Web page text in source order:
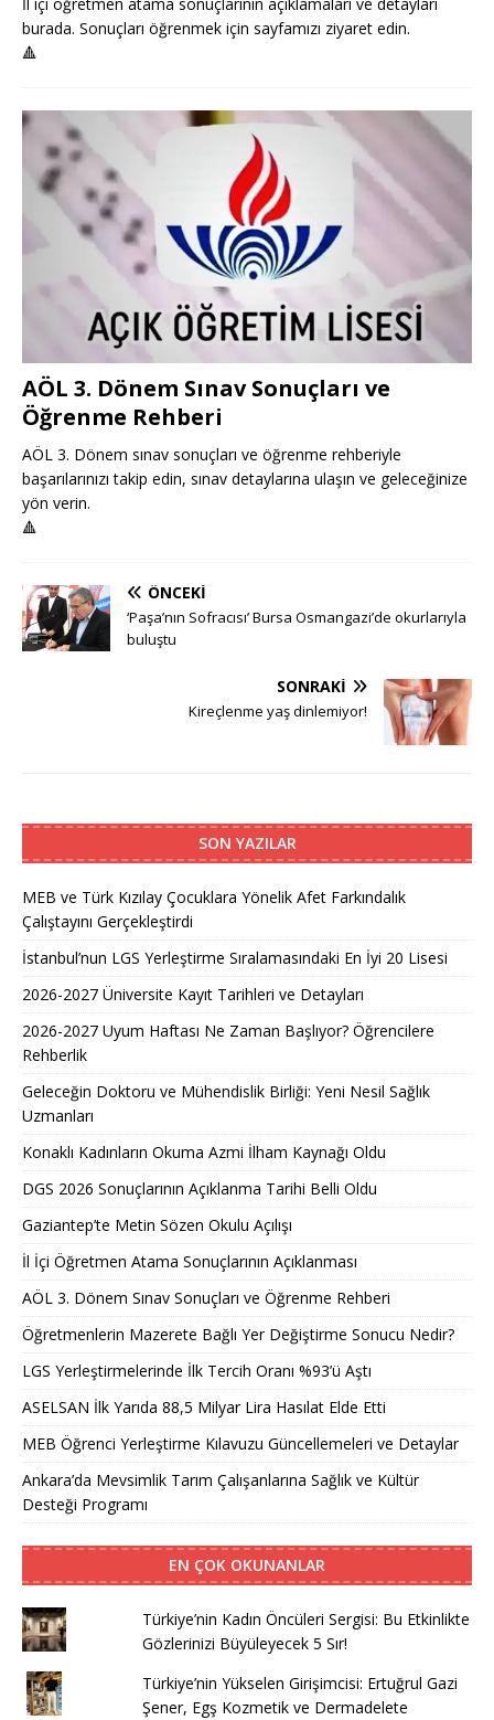
burada. Sonuçları öğrenmek için sayfamızı ziyaret edin.
🔺
AÖL 3. Dönem Sınav Sonuçları ve
Öğrenme Rehberi
AÖL 3. Dönem sınav sonuçları ve öğrenme rehberiyle
başarılarınızı takip edin, sınav detaylarına ulaşın ve geleceğinize
yön verin.
🔺
ÖNCEKI
‘Paşa’nın Sofracısı’ Bursa Osmangazi’de okurlarıyla
buluştu
SONRAKI
Kireçlenme yaş dinlemiyor!
SON YAZILAR
MEB ve Türk Kızılay Çocuklara Yönelik Afet Farkındalık
Çalıştayını Gerçekleştirdi
İstanbul’nun LGS Yerleştirme Sıralamasındaki En İyi 20 Lisesi
2026-2027 Üniversite Kayıt Tarihleri ve Detayları
2026-2027 Uyum Haftası Ne Zaman Başlıyor? Öğrencilere
Rehberlik
Geleceğin Doktoru ve Mühendislik Birliği: Yeni Nesil Sağlık
Uzmanları
Konaklı Kadınların Okuma Azmi İlham Kaynağı Oldu
DGS 2026 Sonuçlarının Açıklanma Tarihi Belli Oldu
Gaziantep’te Metin Sözen Okulu Açılışı
İl İçi Öğretmen Atama Sonuçlarının Açıklanması
AÖL 3. Dönem Sınav Sonuçları ve Öğrenme Rehberi
Öğretmenlerin Mazerete Bağlı Yer Değiştirme Sonucu Nedir?
LGS Yerleştirmelerinde İlk Tercih Oranı %93’ü Aştı
ASELSAN İlk Yarıda 88,5 Milyar Lira Hasılat Elde Etti
MEB Öğrenci Yerleştirme Kılavuzu Güncellemeleri ve Detaylar
Ankara’da Mevsimlik Tarım Çalışanlarına Sağlık ve Kültür
Desteği Programı
EN ÇOK OKUNANLAR
Türkiye’nin Kadın Öncüleri Sergisi: Bu Etkinlikte
Gözlerinizi Büyüleyecek 5 Sır!
Türkiye’nin Yükselen Girişimcisi: Ertuğrul Gazi
Şener, Egş Kozmetik ve Dermadelete